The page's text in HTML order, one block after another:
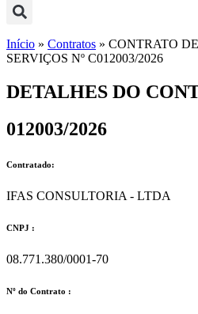
Início » Contratos » CONTRATO
SERVIÇOS Nº C012003/2026
DETALHES DO
012003/2026
Contratado:
IFAS CONSULTORIA - LTDA
CNPJ :
08.771.380/0001-70
Nº do Contrato :